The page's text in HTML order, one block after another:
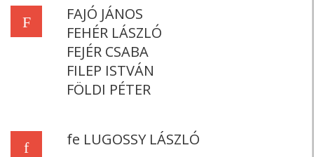
F
FAJÓ JÁNOS
FEHÉR LÁSZLÓ
FEJÉR CSABA
FILEP ISTVÁN
FÖLDI PÉTER
f fe LUGOSSY LÁSZLÓ